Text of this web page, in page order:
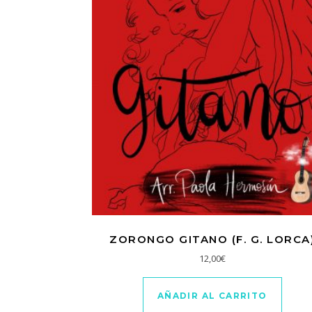
ZORONGO GITANO (F. G.
12,00€
AÑADIR AL CARRITO